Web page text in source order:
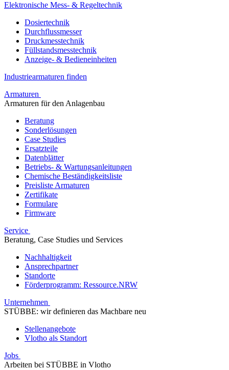
Elektronische Mess- & Regeltechnik
Dosiertechnik
Durchflussmesser
Druckmesstechnik
Füllstandsmesstechnik
Anzeige- & Bedieneinheiten
Industriearmaturen finden
Armaturen
Armaturen für den Anlagenbau
Beratung
Sonderlösungen
Case Studies
Ersatzteile
Datenblätter
Betriebs- & Wartungsanleitungen
Chemische Beständigkeitsliste
Preisliste Armaturen
Zertifikate
Formulare
Firmware
Service
Beratung, Case Studies und Services
Nachhaltigkeit
Ansprechpartner
Standorte
Förderprogramm: Ressource.NRW
Unternehmen
STÜBBE: wir definieren das Machbare neu
Stellenangebote
Vlotho als Standort
Jobs
Arbeiten bei STÜBBE in Vlotho